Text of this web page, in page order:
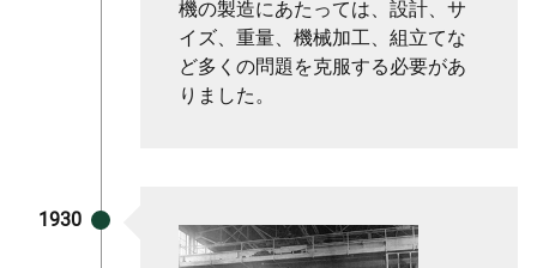
機の製造にあたっては、設計、サ
イズ、重量、機械加工、組立てな
ど多くの問題を克服する必要があ
りました。
1930